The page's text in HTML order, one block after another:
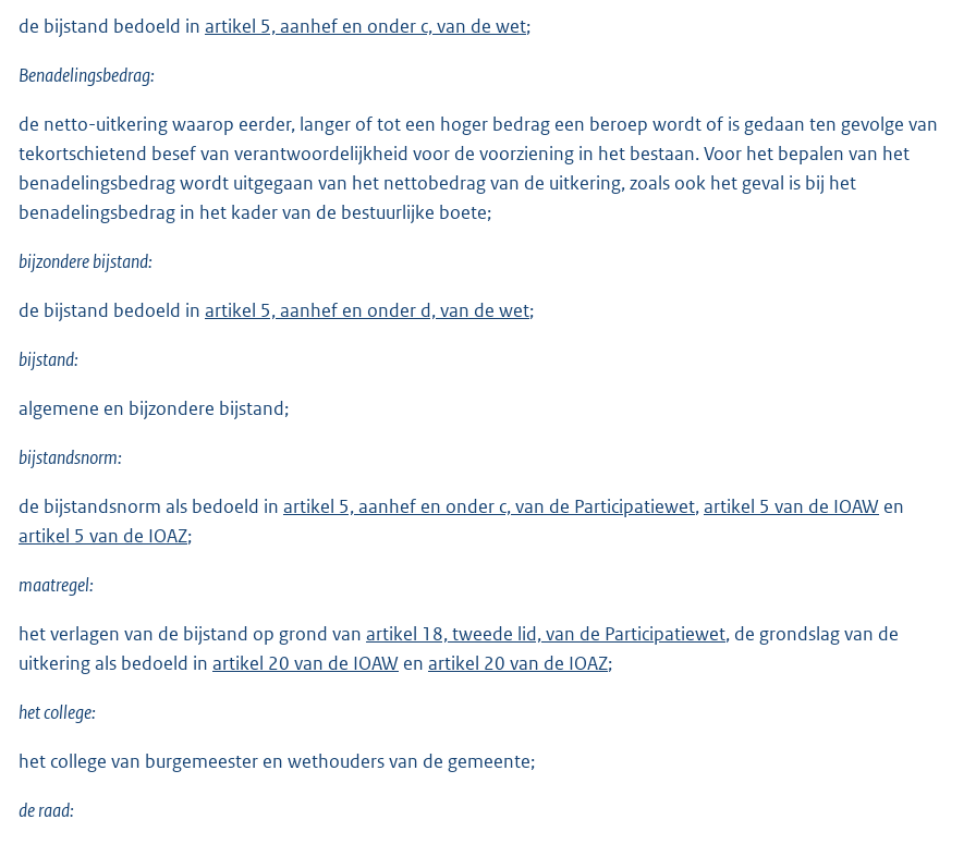
de bijstand bedoeld in artikel 5, aanhef en onder c, van de wet;
Benadelingsbedrag:
de netto-uitkering waarop eerder, langer of tot een hoger bedrag een beroep wordt of is gedaan ten gevolge van
tekortschietend besef van verantwoordelijkheid voor de voorziening in het bestaan. Voor het bepalen van het
benadelingsbedrag wordt uitgegaan van het nettobedrag van de uitkering, zoals ook het geval is bij het
benadelingsbedrag in het kader van de bestuurlijke boete;
bijzondere bijstand:
de bijstand bedoeld in artikel 5, aanhef en onder d, van de wet;
bijstand:
algemene en bijzondere bijstand;
bijstandsnorm:
de bijstandsnorm als bedoeld in artikel 5, aanhef en onder c, van de Participatiewet,artikel 5 van de IOAW en
artikel 5 van de IOAZ;
maatregel:
het verlagen van de bijstand op grond van artikel 18, tweede lid, van de Participatiewet, de grondslag van de
uitkering als bedoeld in artikel 20 van de IOAW en artikel 20 van de IOAZ;
het college:
het college van burgemeester en wethouders van de gemeente;
de raad: